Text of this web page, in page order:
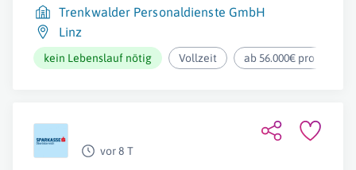
Trenkwalder Personaldienste GmbH
Linz
kein Lebenslauf nötig Vollzeit ab 56.000€ pro Jahr
vor 8 T